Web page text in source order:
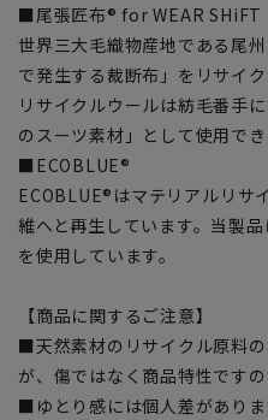
■尾張匠布® for WEAR SHiFT
世界三大毛織物産地である尾
で発生する裁断布」をリサイ
リサイクルウールは紡毛番手
のスーツ素材」として使用で
■ECOBLUE®
ECOBLUE®はマテリアルリサ
維へと再生しています。当製
を使用しています。
【商品に関するご注意】
■天然素材のリサイクル原料
が、傷ではなく商品特性です
■ゆとり感には個人差があり